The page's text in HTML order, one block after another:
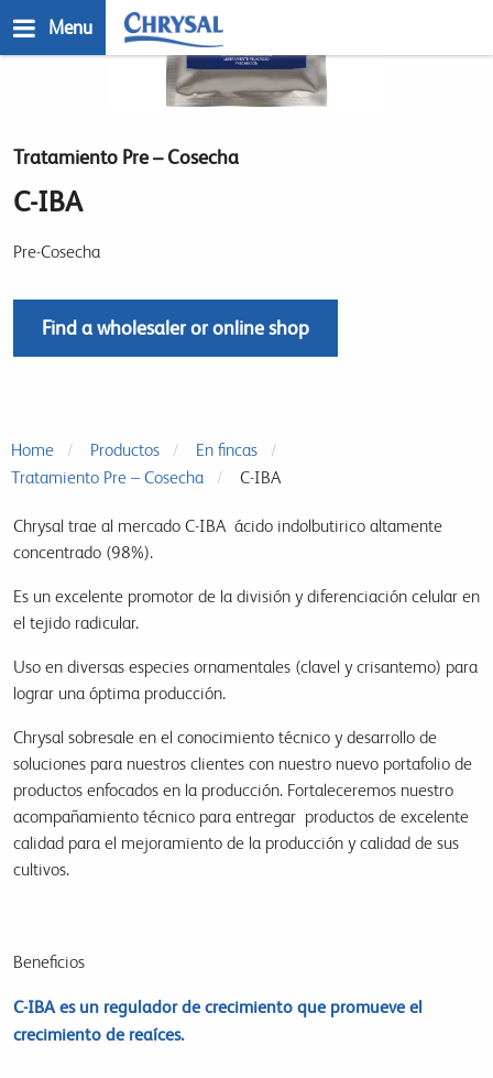
to
Menu
Tratamiento Pre – Cosecha
C-IBA
Pre-Cosecha
Find a wholesaler or online shop
Home Productos
En fincas
Tratamiento Pre – Cosecha
C-IBA
Chrysal trae al mercado C-IBA ácido indolbutirico altamente
concentrado (98%).
Es un excelente promotor de la división y diferenciación celular en
el tejido radicular.
Uso en diversas especies ornamentales (clavel y crisantemo) para
lograr una óptima producción.
Chrysal sobresale en el conocimiento técnico y desarrollo de
soluciones para nuestros clientes con nuestro nuevo portafolio de
productos enfocados en la producción. Fortaleceremos nuestro
acompañamiento técnico para entregar productos de excelente
calidad para el mejoramiento de la producción y calidad de sus
cultivos.
Beneficios
C-IBA es un regulador de crecimiento que promueve el
crecimiento de reaíces.